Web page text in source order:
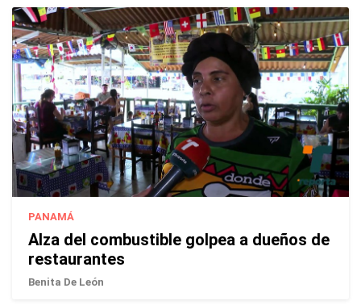
PANAMÁ
Alza del combustible golpea a dueños de
restaurantes
Benita De León